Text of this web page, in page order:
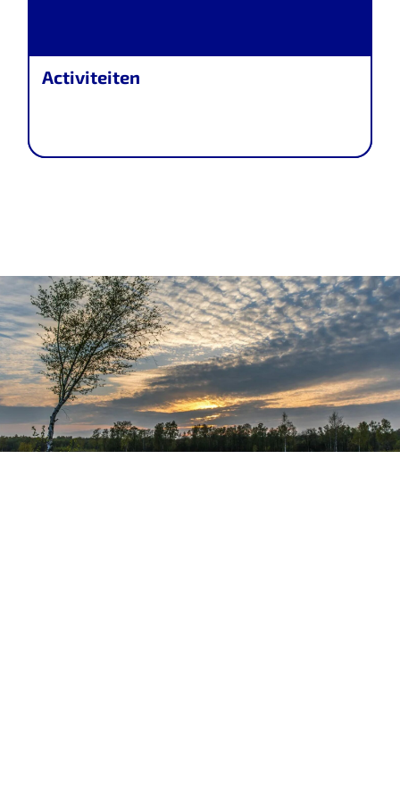
Activiteiten